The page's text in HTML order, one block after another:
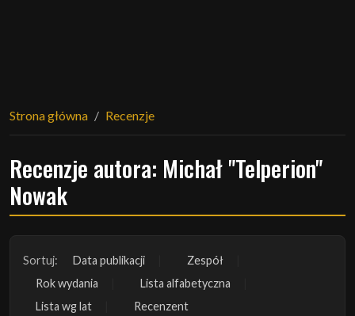
Strona główna Recenzje
Recenzje autora: Michał "Telperion"
Nowak
Sortuj: Data publikacji
Zespół
Rok wydania
Lista alfabetyczna
Lista wg lat
Recenzent